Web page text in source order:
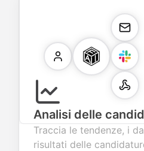
Analisi delle
Traccia le tendenze, i
risultati delle